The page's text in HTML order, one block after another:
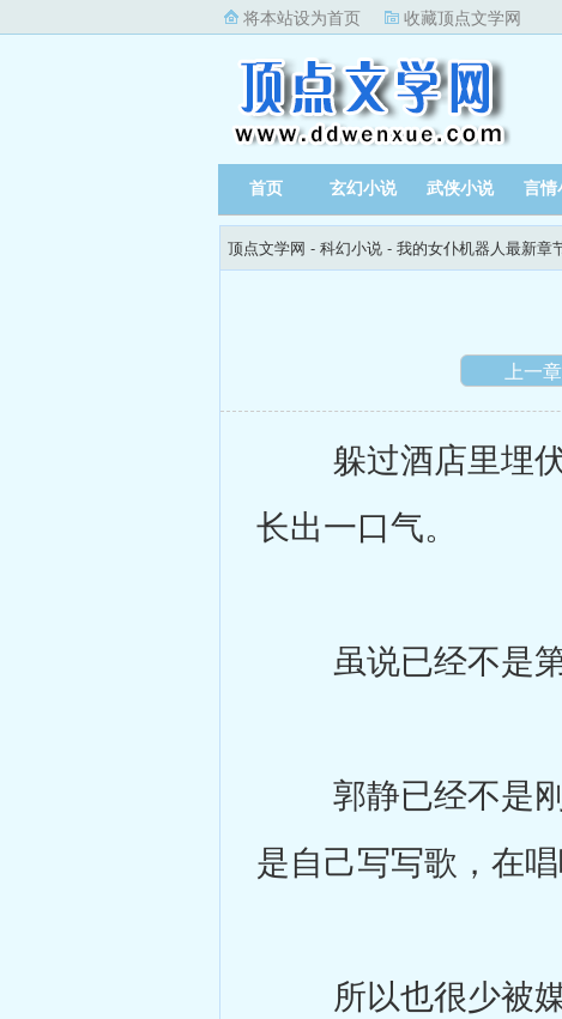
将本站设为首页 收藏顶点文学网
首页 玄幻小说 武侠小说 言情
顶点文学网 - 科幻小说 - 我的女仆机器人最新章
上一章
躲过酒店里埋伏
长出一口气。
虽说已经不是第
郭静已经不是刚
是自己写写歌，在
所以也很少被媒